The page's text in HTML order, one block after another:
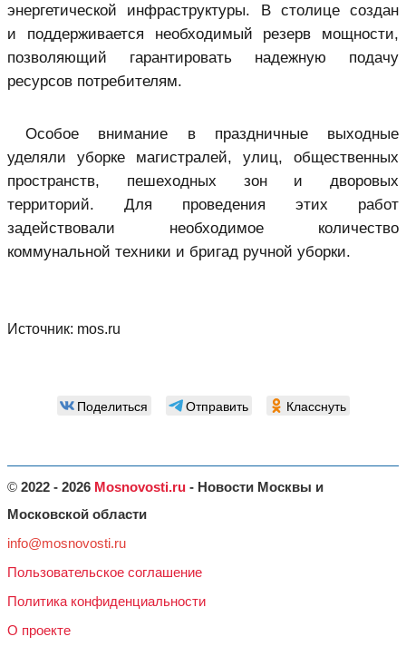
энергетической инфраструктуры. В столице создан
и поддерживается необходимый резерв мощности,
позволяющий гарантировать надежную подачу
ресурсов потребителям.
Особое внимание в праздничные выходные
уделяли уборке магистралей, улиц, общественных
пространств, пешеходных зон и дворовых
территорий. Для проведения этих работ
задействовали необходимое количество
коммунальной техники и бригад ручной уборки.
Источник: mos.ru
Поделиться Отправить Класснуть
© 2022 - 2026 Mosnovosti.ru - Новости Москвы и
Московской области
info@mosnovosti.ru
Пользовательское соглашение
Политика конфиденциальности
О проекте